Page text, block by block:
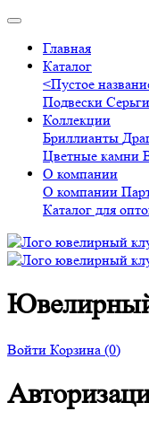
Главная
Каталог
<Пустое
Подвески Серьги
Коллекции
Бриллианты
Цветные камни
О компании
О компании
Каталог для
Войти Корзина (0)